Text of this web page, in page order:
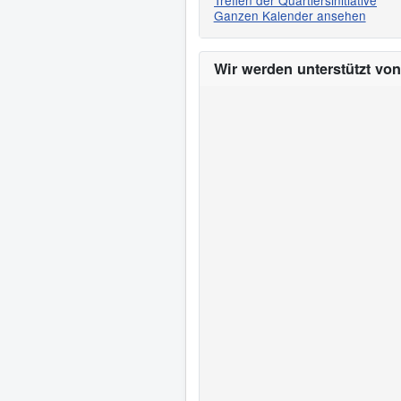
Ganzen Kalender ansehen
Wir werden unterstützt